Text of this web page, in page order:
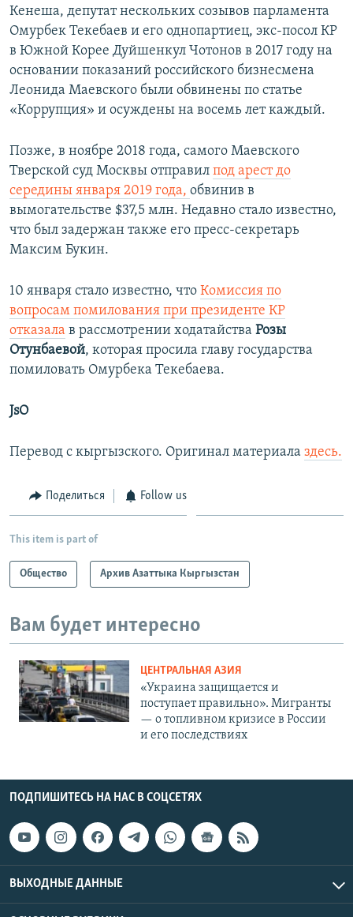
Кенеша, депутат нескольких созывов парламента
Омурбек Текебаев и его однопартиец, экс-посол КР
в Южной Корее Дуйшенкул Чотонов в 2017 году на
основании показаний российского бизнесмена
Леонида Маевского были обвинены по статье
«Коррупция» и осуждены на восемь лет каждый.
Позже, в ноябре 2018 года, самого Маевского
Тверской суд Москвы отправил под арест до
середины января 2019 года, обвинив в
вымогательстве $37,5 млн. Недавно стало известно,
что был задержан также его пресс-секретарь
Максим Букин.
10 января стало известно, что Комиссия по
вопросам помилования при президенте КР
отказала в рассмотрении ходатайства Розы
Отунбаевой, которая просила главу государства
помиловать Омурбека Текебаева.
JsO
Перевод с кыргызского. Оригинал материала здесь.
Поделиться Follow us
This item is part of
Общество Архив Азаттыка Кыргызстан
Вам будет интересно
ЦЕНТРАЛЬНАЯ АЗИЯ
«Украина защищается и
поступает правильно». Мигранты
— о топливном кризисе в России
и его последствиях
ПОДПИШИТЕСЬ НА НАС В СОЦСЕТЯХ
ВЫХОДНЫЕ ДАННЫЕ